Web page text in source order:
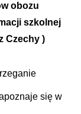
obozu
szkolnej
Czechy )
się w